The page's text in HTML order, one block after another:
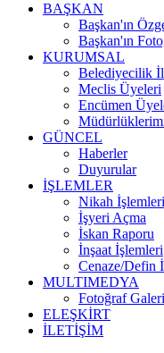
BAŞKAN
Başkan'ın
Başkan'ın
KURUMSAL
Belediyecilik
Meclis Üyeleri
Encümen
GÜNCEL
Haberler
Duyurular
İŞLEMLER
Nikah İşlemleri
İşyeri Açma
İskan Raporu
İnşaat İşlemleri
Cenaze/Defin
MULTIMEDYA
Fotoğraf
ELEŞKİRT
İLETİŞİM